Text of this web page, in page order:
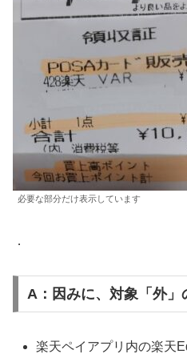
必要な部分だけ表示しています
．
A：因みに、対象「外」
楽天ペイアプリ内の楽天